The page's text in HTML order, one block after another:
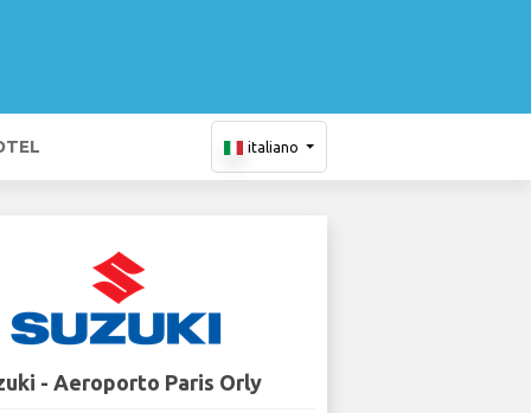
italiano
- Aeroporto Paris Orly